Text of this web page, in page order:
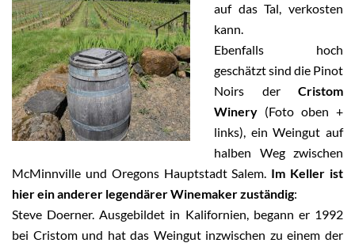
auf das Tal, verkosten
kann.
Ebenfalls hoch
geschätzt sind die Pinot
Noirs der Cristom
Winery (Foto oben +
links), ein Weingut auf
halben Weg zwischen
McMinnville und Oregons Hauptstadt Salem. Im Keller ist
hier ein anderer legendärer Winemaker zuständig:
Steve Doerner. Ausgebildet in Kalifornien, begann er 1992
bei Cristom und hat das Weingut inzwischen zu einem der